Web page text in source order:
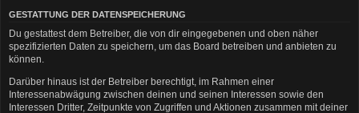
GESTATTUNG DER DATENSPEICHERUNG
Du gestattest dem Betreiber, die von dir eingegebenen und oben näher
spezifizierten Daten zu speichern, um das Board betreiben und anbieten zu
können.
Darüber hinaus ist der Betreiber berechtigt, im Rahmen einer
Interessenabwägung zwischen deinen und seinen Interessen sowie den
Interessen Dritter, Zeitpunkte von Zugriffen und Aktionen zusammen mit deiner